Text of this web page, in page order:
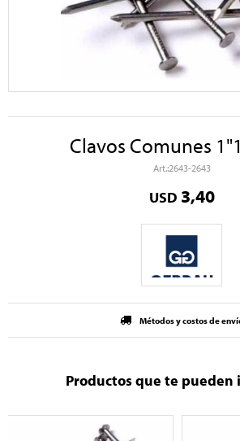
Clavos Comunes
2643-2643
USD 3,40
Métodos y costos de
Productos que te pueden